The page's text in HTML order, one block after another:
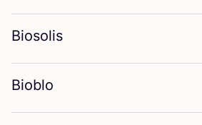
Biosolis
Bioblo